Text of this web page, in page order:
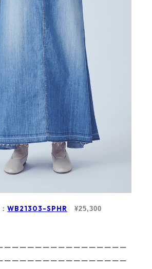
WB21303-SPHR ¥25,300
ーーーーーーーーーーーーーーーー
ーーーーーーーーーーーーーーーー